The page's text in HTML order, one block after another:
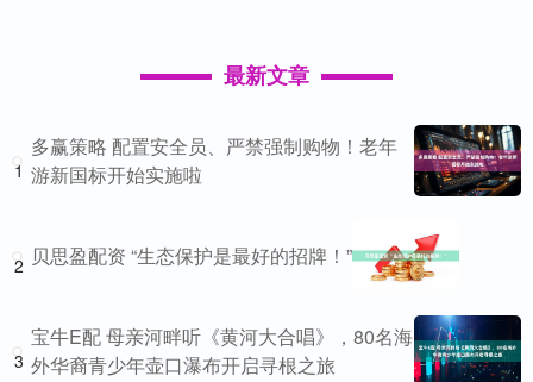
最新文章
1
多赢策略 配置安全员、严禁强制购物！老年
游新国标开始实施啦
2 贝思盈配资 “生态保护是最好的招牌！”
3
宝牛E配 母亲河畔听《黄河大合唱》，80名海
外华裔青少年壶口瀑布开启寻根之旅